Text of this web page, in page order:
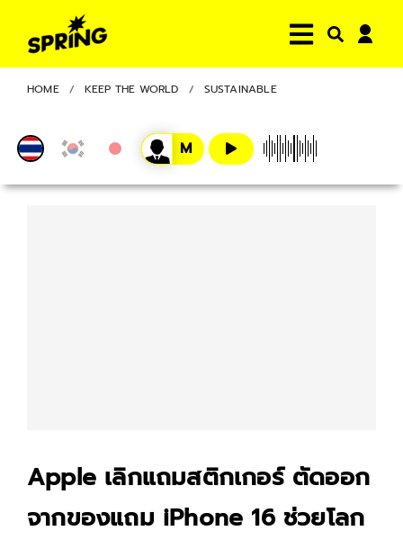
HOME KEEP THE WORLD SUSTAINABLE
Apple เลิกแถมสติกเกอร์ ตัดออก
จากของแถม iPhone 16 ช่วยโลก